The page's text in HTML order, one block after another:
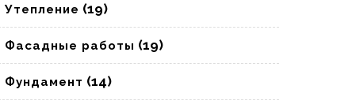
Утепление (19)
Фасадные работы (19)
Фундамент (14)